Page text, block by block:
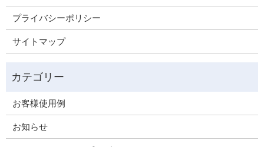
プライバシーポリシー
サイトマップ
お客様使用例
お知らせ